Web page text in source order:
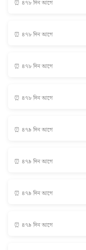
⏰ ৪৭৮ দিন আগে
⏰ ৪৭৮ দিন আগে
⏰ ৪৭৮ দিন আগে
⏰ ৪৭৮ দিন আগে
⏰ ৪৭৯ দিন আগে
⏰ ৪৭৯ দিন আগে
⏰ ৪৭৯ দিন আগে
⏰ ৪৭৯ দিন আগে